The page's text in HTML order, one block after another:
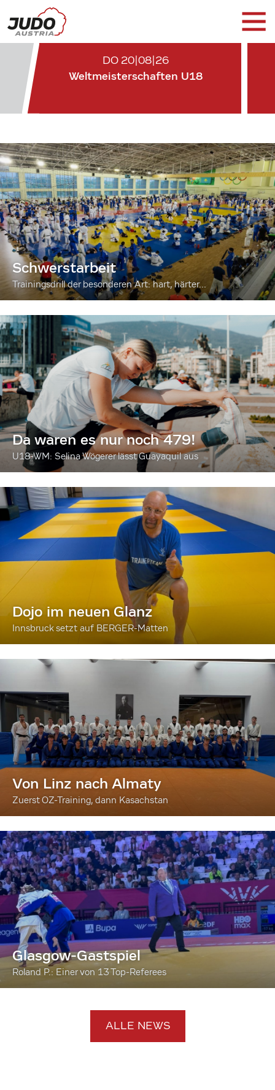
DO 20|08|26
Weltmeisterschaften U18
Schwerstarbeit
Trainingsdrill der besonderen Art: hart, härter...
Da waren es nur noch 479!
U18-WM: Selina Wögerer lässt Guayaquil aus
Dojo im neuen Glanz
Innsbruck setzt auf BERGER-Matten
Von Linz nach Almaty
Zuerst OZ-Training, dann Kasachstan
Glasgow-Gastspiel
Roland P.: Einer von 13 Top-Referees
ALLE NEWS